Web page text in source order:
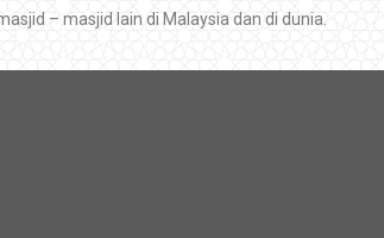
– masjid lain di Malaysia dan di dunia.